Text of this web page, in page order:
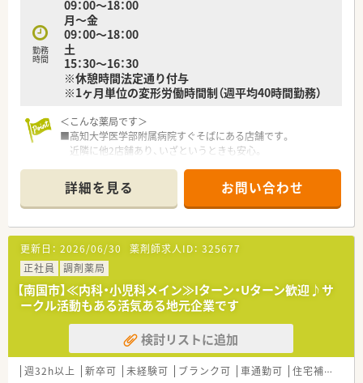
や調剤報酬の算定方法等の教育カリキュラムをご準備されてい
ます。
■希望制となりますが、職員研修の一環として医療機関のご協力
のもと、4～6カ月の病院研修も行われています。
＜法人特徴＞
■高知県内を中心にグループ全体で32店舗展開中です。今後も
■総合病院門前からクリニック門前までさまざまな科目の店舗
を運営されています。
■在宅件数はグループ全体で700件以上ございます。在宅専任薬
剤師も複数名いらっしゃいます。
■1年に1回以上学会に参加されており、学会発表チームを立ち
■調剤業務だけでなく、災害対策や野菜の販売等を通して地域貢
献を行われています。
■業務短縮の為、全店舗にて最新機器（電子薬歴・分包機（円盤）・
一部店舗に二次元バーコードやクリーンベンチ、ピッキング鑑査
機 等）を導入されています。
＜こんな方にもオススメ＞
■複数店舗展開されているチェーン薬局を希望されている方
■研修制度が充実している企業をご希望の方
■外来対応だけでなく、在宅業務など幅広く経験していきたい方
等 少しでも気になる方はお気軽にお問い合わせ下さい。
勤務
時間
09：00～18：00
月～金
09：00～18：00
土
15：30～16：30
※休憩時間法定通り付与
※1ヶ月単位の変形労働時間制（週平均40時間勤務）
＜こんな薬局です＞
■高知大学医学部附属病院すぐそばにある店舗です。
近隣に他2店舗あり、いざというときも安心。
■薬剤師常時2名体制、管理薬剤師は女性です。
＜業務内容＞
■調剤・投薬・監査等、外来処方箋の対応全般をお願いいたしま
す。
■総合科目を応需しています。幅広い処方箋を対応しますので
スキルアップにつながります。
■処方箋枚数は1日あたり平均50枚です。
■投薬は立ち投薬となります。
■在宅業務もございます。これまでのご経験や入社後の状況に
応じてご担当頂く場合がございます。
＜研修制度＞
■ご入職後は店舗での実務を通じて一連の流れを習得頂きま
詳細を見る お問い合わせ
更新日： 2026/06/30 薬剤師求人ID： 325677
正社員
調剤薬局
【南国市】≪内科・小児科メイン≫Iターン・Uターン歓迎♪サ
ークル活動もある活気ある地元企業です
検討リストに追加
週32h以上 新卒可 未経験可 ブランク可 車通勤可 住宅補助(手当)あり